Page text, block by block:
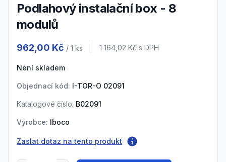
Podlahový instalační box - 8
modulů
962,00 Kč / 1 ks Cena s DPH
1 164,02 Kč s DPH
Není skladem
Objednací kód: I-TOR-O 02091
Katalogové číslo: B02091
Výrobce: Iboco
Zaslat dotaz na tento produkt